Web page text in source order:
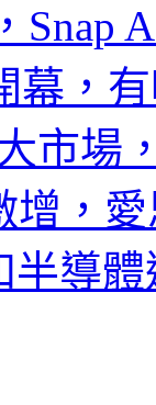
Snap
幕，
市場
，
半導